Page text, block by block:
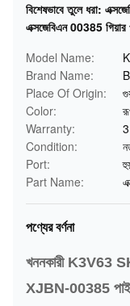
বিশেষভাবে তুলে ধরা:
এক্সজেবিএন 00385 গিয়ার
Model Name:
Brand Name:
Place Of Origin:
Color:
Warranty:
Condition:
Port:
Part Name:
পণ্যের বর্ণনা
খননকারী K3V63
XJBN-00385